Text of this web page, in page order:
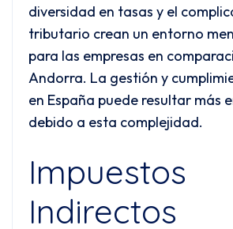
diversidad en tasas y el
tributario crean un entorno
para las empresas en
Andorra. La gestión y
en España puede resultar más
debido a esta complejidad.
Impuestos
Indirectos